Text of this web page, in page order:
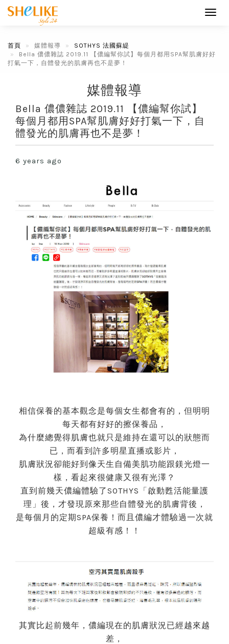
首頁 媒體報導
SOTHYS 法國蘇緹
Bella 儂儂雜誌 2019.11 【儂編幫你試】每個月都用SPA幫肌膚好好
打氣一下，自體發光的肌膚再也不是夢！
媒體報導
Bella 儂儂雜誌 2019.11 【儂編幫你試】
每個月都用SPA幫肌膚好好打氣一下，自
體發光的肌膚再也不是夢！
6 years ago
相信保養的基本觀念是每個女生都會有的，但明明
每天都有好好的擦保養品，
為什麼總覺得肌膚也就只是維持在還可以的狀態而
已，而看到許多明星直播或影片，
肌膚狀況卻能好到像天生自備美肌功能跟鎂光燈一
樣，看起來很健康又很有光澤？
直到前幾天儂編體驗了SOTHYS「啟動甦活能量護
理」後，才發現原來那些自體發光的肌膚背後，
是每個月的定期SPA保養！而且儂編才體驗過一次就
超級有感！！
其實比起前幾年，儂編現在的肌膚狀況已經越來越
差，